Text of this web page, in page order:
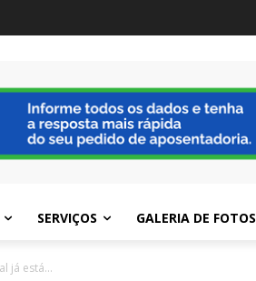
SERVIÇOS GALERIA DE FOTOS
já está...